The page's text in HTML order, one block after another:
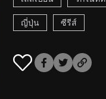
ญี่ปุ่น ซีรีส์